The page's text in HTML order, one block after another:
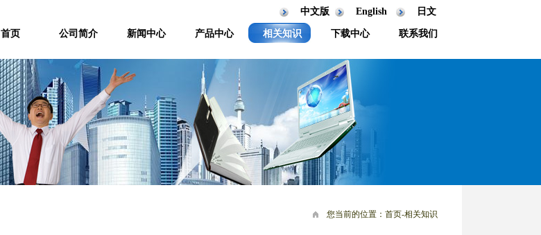
中文版 English 日文
首页 公司简介 新闻中心 产品中心 相关知识 下载中心 联系我们
您当前的位置：首页-相关知识